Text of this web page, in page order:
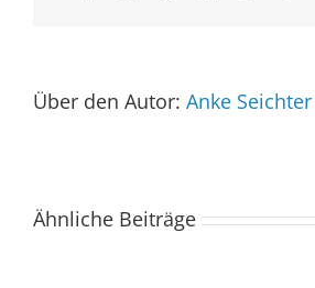
Über den Autor: Anke Seichter
Ähnliche Beiträge